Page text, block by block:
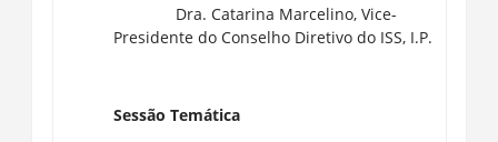
Dra. Catarina Marcelino, Vice-
Presidente do Conselho Diretivo do ISS, I.P.
Sessão Temática